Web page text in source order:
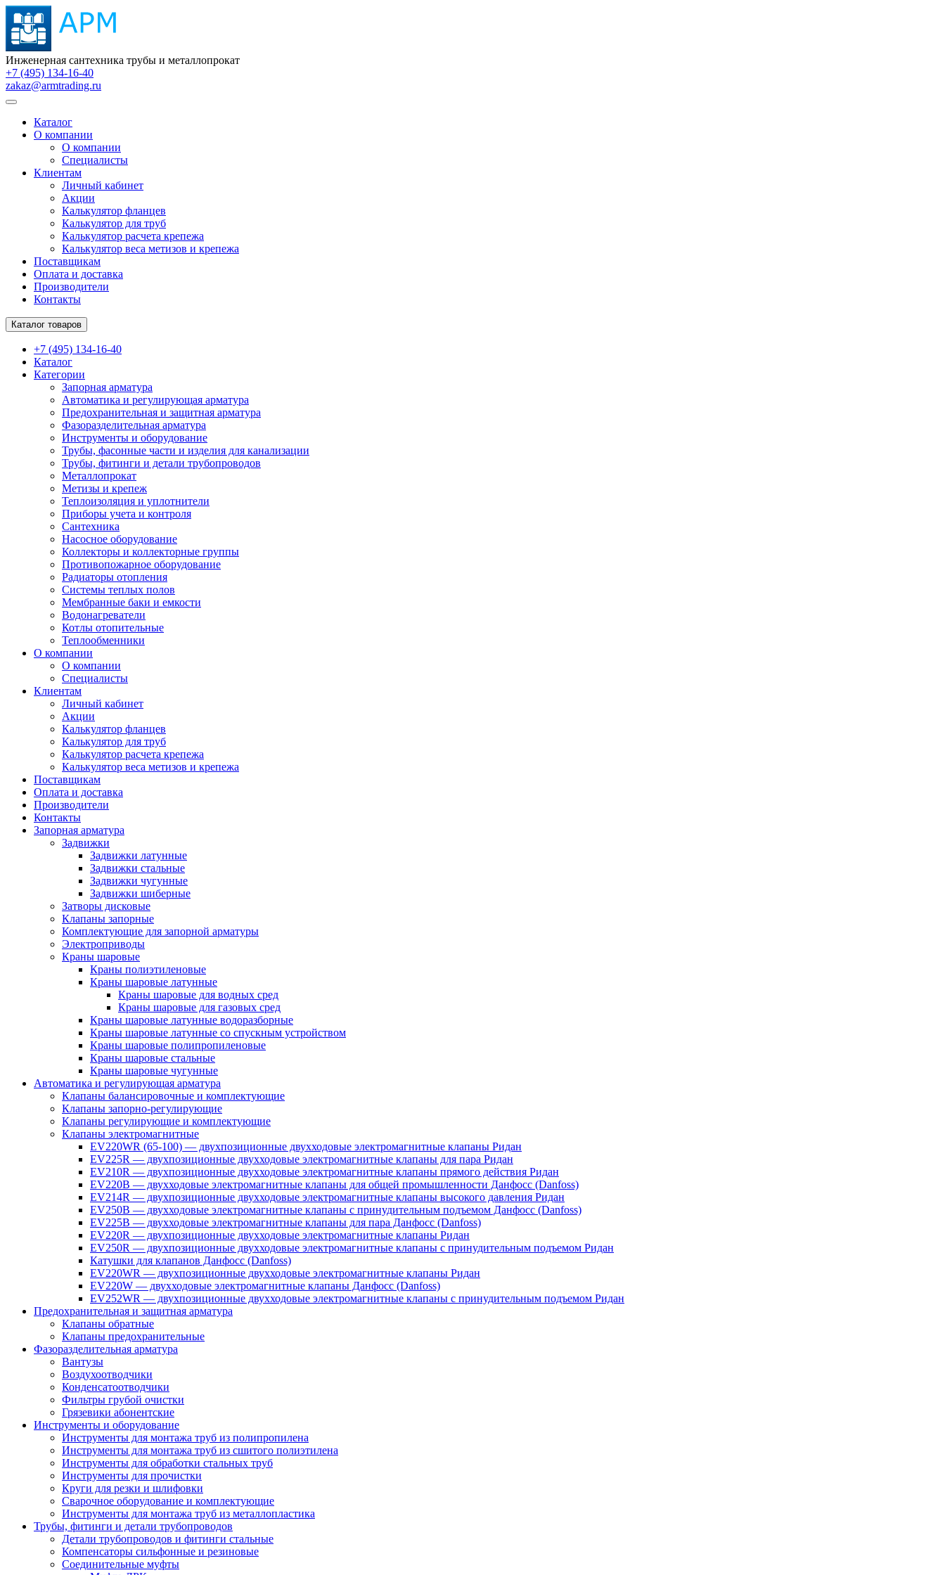
Инженерная сантехника трубы и металлопрокат
+7 (495) 134-16-40
zakaz@armtrading.ru
Каталог
О компании
О компании
Специалисты
Клиентам
Личный кабинет
Акции
Калькулятор фланцев
Калькулятор для труб
Калькулятор расчета крепежа
Калькулятор веса метизов и крепежа
Поставщикам
Оплата и доставка
Производители
Контакты
Каталог товаров
+7 (495) 134-16-40
Каталог
Категории
Запорная арматура
Автоматика и регулирующая арматура
Предохранительная и защитная арматура
Фазоразделительная арматура
Инструменты и оборудование
Трубы, фасонные части и изделия для канализации
Трубы, фитинги и детали трубопроводов
Металлопрокат
Метизы и крепеж
Теплоизоляция и уплотнители
Приборы учета и контроля
Сантехника
Насосное оборудование
Коллекторы и коллекторные группы
Противопожарное оборудование
Радиаторы отопления
Системы теплых полов
Мембранные баки и емкости
Водонагреватели
Котлы отопительные
Теплообменники
О компании
О компании
Специалисты
Клиентам
Личный кабинет
Акции
Калькулятор фланцев
Калькулятор для труб
Калькулятор расчета крепежа
Калькулятор веса метизов и крепежа
Поставщикам
Оплата и доставка
Производители
Контакты
Запорная арматура
Задвижки
Задвижки латунные
Задвижки стальные
Задвижки чугунные
Задвижки шиберные
Затворы дисковые
Клапаны запорные
Комплектующие для запорной арматуры
Электроприводы
Краны шаровые
Краны полиэтиленовые
Краны шаровые латунные
Краны шаровые для водных сред
Краны шаровые для газовых сред
Краны шаровые латунные водоразборные
Краны шаровые латунные со спускным устройством
Краны шаровые полипропиленовые
Краны шаровые стальные
Краны шаровые чугунные
Автоматика и регулирующая арматура
Клапаны балансировочные и комплектующие
Клапаны запорно-регулирующие
Клапаны регулирующие и комплектующие
Клапаны электромагнитные
EV220WR (65-100) — двухпозиционные двухходовые электромагнитные клапаны Ридан
EV225R — двухпозиционные двухходовые электромагнитные клапаны для пара Ридан
EV210R — двухпозиционные двухходовые электромагнитные клапаны прямого действия Ридан
EV220B — двухходовые электромагнитные клапаны для общей промышленности Данфосс (Danfoss)
EV214R — двухпозиционные двухходовые электромагнитные клапаны высокого давления Ридан
EV250B — двухходовые электромагнитные клапаны с принудительным подъемом Данфосс (Danfoss)
EV225B — двухходовые электромагнитные клапаны для пара Данфосс (Danfoss)
EV220R — двухпозиционные двухходовые электромагнитные клапаны Ридан
EV250R — двухпозиционные двухходовые электромагнитные клапаны с принудительным подъемом Ридан
Катушки для клапанов Данфосс (Danfoss)
EV220WR — двухпозиционные двухходовые электромагнитные клапаны Ридан
EV220W — двухходовые электромагнитные клапаны Данфосс (Danfoss)
EV252WR — двухпозиционные двухходовые электромагнитные клапаны с принудительным подъемом Ридан
Предохранительная и защитная арматура
Клапаны обратные
Клапаны предохранительные
Фазоразделительная арматура
Вантузы
Воздухоотводчики
Конденсатоотводчики
Фильтры грубой очистки
Грязевики абонентские
Инструменты и оборудование
Инструменты для монтажа труб из полипропилена
Инструменты для монтажа труб из сшитого полиэтилена
Инструменты для обработки стальных труб
Инструменты для прочистки
Круги для резки и шлифовки
Сварочное оборудование и комплектующие
Инструменты для монтажа труб из металлопластика
Трубы, фитинги и детали трубопроводов
Детали трубопроводов и фитинги стальные
Компенсаторы сильфонные и резиновые
Соединительные муфты